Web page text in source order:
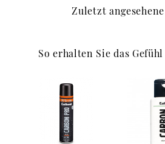
Zuletzt
So erhalten Sie das